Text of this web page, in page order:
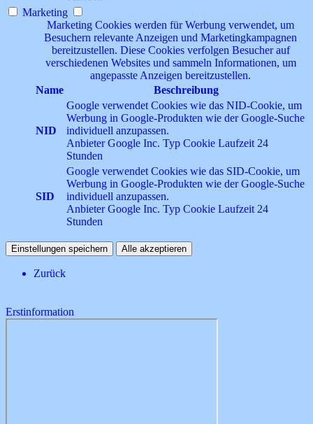
Marketing
Marketing Cookies werden für Werbung verwendet, um
Besuchern relevante Anzeigen und Marketingkampagnen
bereitzustellen. Diese Cookies verfolgen Besucher auf
verschiedenen Websites und sammeln Informationen, um
angepasste Anzeigen bereitzustellen.
Name
Beschreibung
NID
Google verwendet Cookies wie das NID-Cookie, um
Werbung in Google-Produkten wie der Google-Suche
individuell anzupassen.
Anbieter Google Inc. Typ Cookie Laufzeit 24
Stunden
SID
Google verwendet Cookies wie das SID-Cookie, um
Werbung in Google-Produkten wie der Google-Suche
individuell anzupassen.
Anbieter Google Inc. Typ Cookie Laufzeit 24
Stunden
Einstellungen speichern Alle akzeptieren
Zurück
Erstinformation